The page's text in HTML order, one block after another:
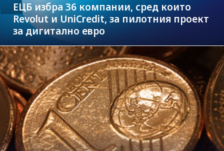
ЕЦБ избра 36 компании, сред които
Revolut и UniCredit, за пилотния проект
за дигитално евро